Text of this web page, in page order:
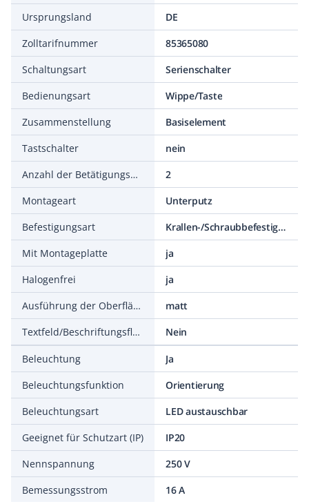
Ursprungsland
DE
Zolltarifnummer
85365080
Schaltungsart
Serienschalter
Bedienungsart
Wippe/Taste
Zusammenstellung
Basiselement
Tastschalter
nein
Anzahl der Betätigungswippen
2
Montageart
Unterputz
Befestigungsart
Krallen-/Schraubbefestigung
Mit Montageplatte
ja
Halogenfrei
ja
Ausführung der Oberfläche
matt
Textfeld/Beschriftungsfläche
Nein
Beleuchtung
Ja
Beleuchtungsfunktion
Orientierung
Beleuchtungsart
LED austauschbar
Geeignet für Schutzart (IP)
IP20
Nennspannung
250 V
Bemessungsstrom
16 A